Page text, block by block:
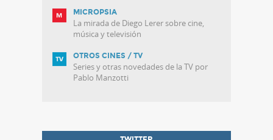
MICROPSIA
La mirada de Diego Lerer sobre cine,
música y televisión
OTROS CINES / TV
Series y otras novedades de la TV por
Pablo Manzotti